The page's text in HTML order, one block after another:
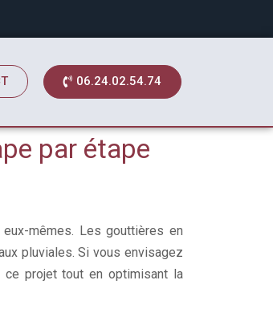
06.24.02.54.74
par étape
mêmes. Les gouttières en
pluviales. Si vous envisagez
ce projet tout en optimisant la